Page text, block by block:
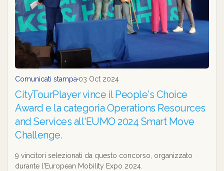
Comunicati stampa 03 Oct 2024
CityTourPlayer vince il People's Choice
Award e la categoria Operations Resources
and Services all'EUMO 2024 Smart Move
Challenge.
9 vincitori selezionati da questo concorso, organizzato
durante l'European Mobility Expo 2024.